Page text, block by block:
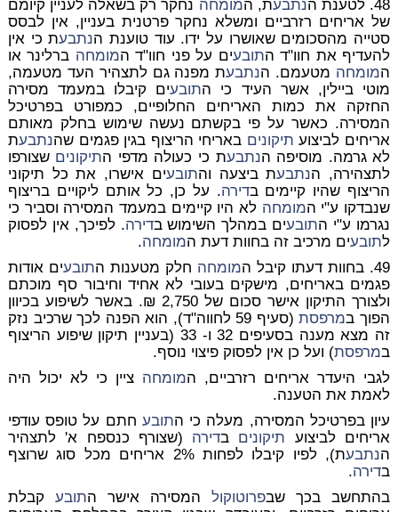
48. לטענת ה
נתבעת, המומחה נחקר רק בשאלה לעניין קיומם
של אריחים רזרביים ומשלא נחקר פרטנית בעניין, אין לבסס
סטייה מהסכומים שאושרו על ידו. עוד טוענת הנתבעת כי אין
להעדיף את חוו"ד התובעים על פני חוו"ד המומחה ברלינר או
המומחה מטעמם. הנתבעת מפנה גם לתצהיר העד מטעמה,
מוטי ביילין, אשר העיד כי התובעים קיבלו במעמד מסירה
החזקה את כמות האריחים החלופיים, כמפורט בפרטיכל
המסירה. כאשר על פי בקשתם נעשה שימוש בחלק מאותם
אריחים לביצוע תיקונים באריחי הריצוף בגין פגמים שהנתבעת
לא גרמה. מוסיפה הנתבעת כי כעולה מדפי התיקונים שצורפו
לתצהירה, הנתבעת ביצעה והתובעים אישרו, את כל תיקוני
הריצוף שהיו קיימים בדירה. על כן, כל אותם ליקויים בריצוף
שנבדקו ע"י המומחה לא היו קיימים במעמד המסירה וסביר כי
נגרמו ע"י התובעים במהלך השימוש בדירה. לפיכך, אין לפסוק
לתובעים מרכיב זה בחוות דעת המומחה.
49. בחוות דעתו קיבל ה
מומחה חלק מטענות התובעים אודות
פגמים באריחים, מישקים בעובי לא אחיד וחיבור סף מוכתם
ולצורך התיקון אישר סכום של 2,750 ₪. באשר לשיפוע בכיוון
הפוך במרפסת
(סעיף 59 לחווה"ד), הוא הפנה לכך שרכיב נזק
זה מצא מענה בסעיפים 32 ו- 33 (בעניין תיקון שיפוע הריצוף
במרפסת) ועל כן אין לפסוק פיצוי נוסף.
לגבי היעדר אריחים רזרביים, המומחה ציין כי לא יכול היה
לאמת את הטענה.
עיון בפרטיכל המסירה, מעלה כי התובע חתם על טופס עודפי
אריחים לביצוע תיקונים בדירה (שצורף כנספח א' לתצהיר
הנתבע
ת), לפיו קיבלו לפחות 2% אריחים מכל סוג שרוצף
בדירה.
בהתחשב בכך שבפרוטוקולהמסירה אישר התובע קבלת